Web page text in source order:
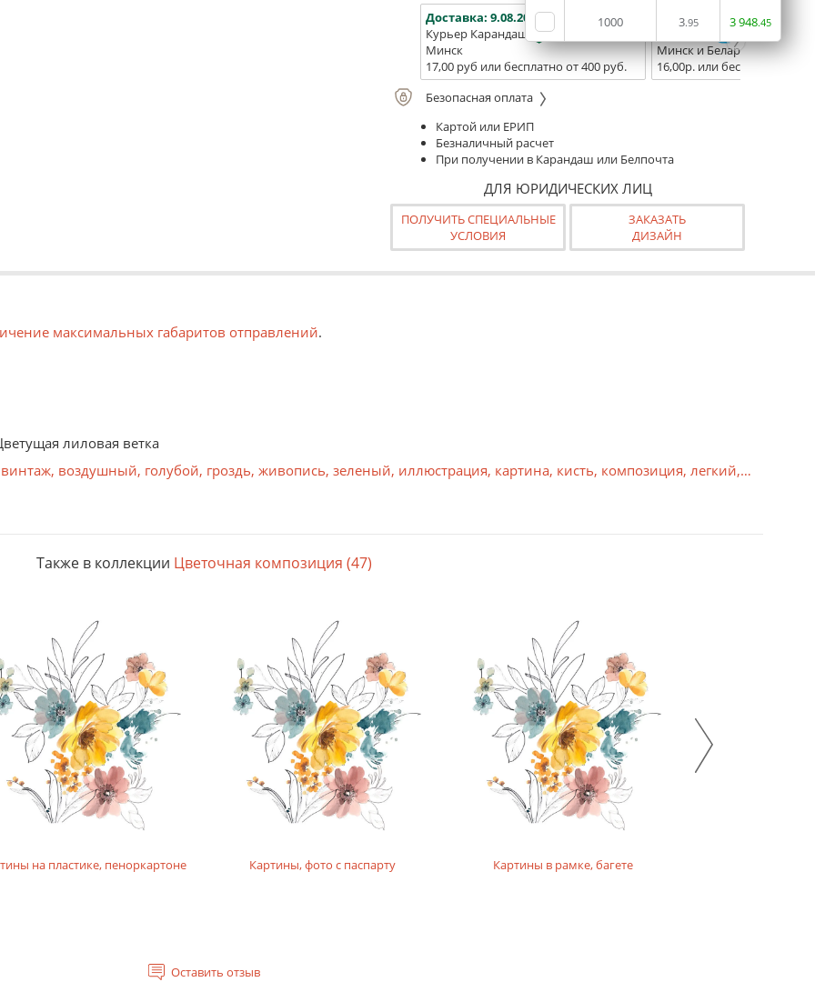
1000 3.95 3948.45
Доставка: 9.08.2026
Курьер Карандаш
Минск
17,00 руб или бесплатно от 400 руб.
Доставка:
11.08.2026 -
Минск и Беларусь
16,00р. или бесплатно от
Безопасная оплата
Картой или ЕРИП
Безналичный расчет
При получении в Карандаш или Белпочта
ДЛЯ ЮРИДИЧЕСКИХ ЛИЦ
ПОЛУЧИТЬ СПЕЦИАЛЬНЫЕ
УСЛОВИЯ
ЗАКАЗАТЬ
ДИЗАЙН
максимальных габаритов отправлений.
лиловая ветка
винтаж, воздушный, голубой, гроздь, живопись, зеленый, иллюстрация, картина, кисть, композиция, легкий, лепесток
Также в коллекции Цветочная композиция (47)
на пластике, пеноркартоне Картины, фото с паспарту Картины в рамке, багете
Оставить отзыв